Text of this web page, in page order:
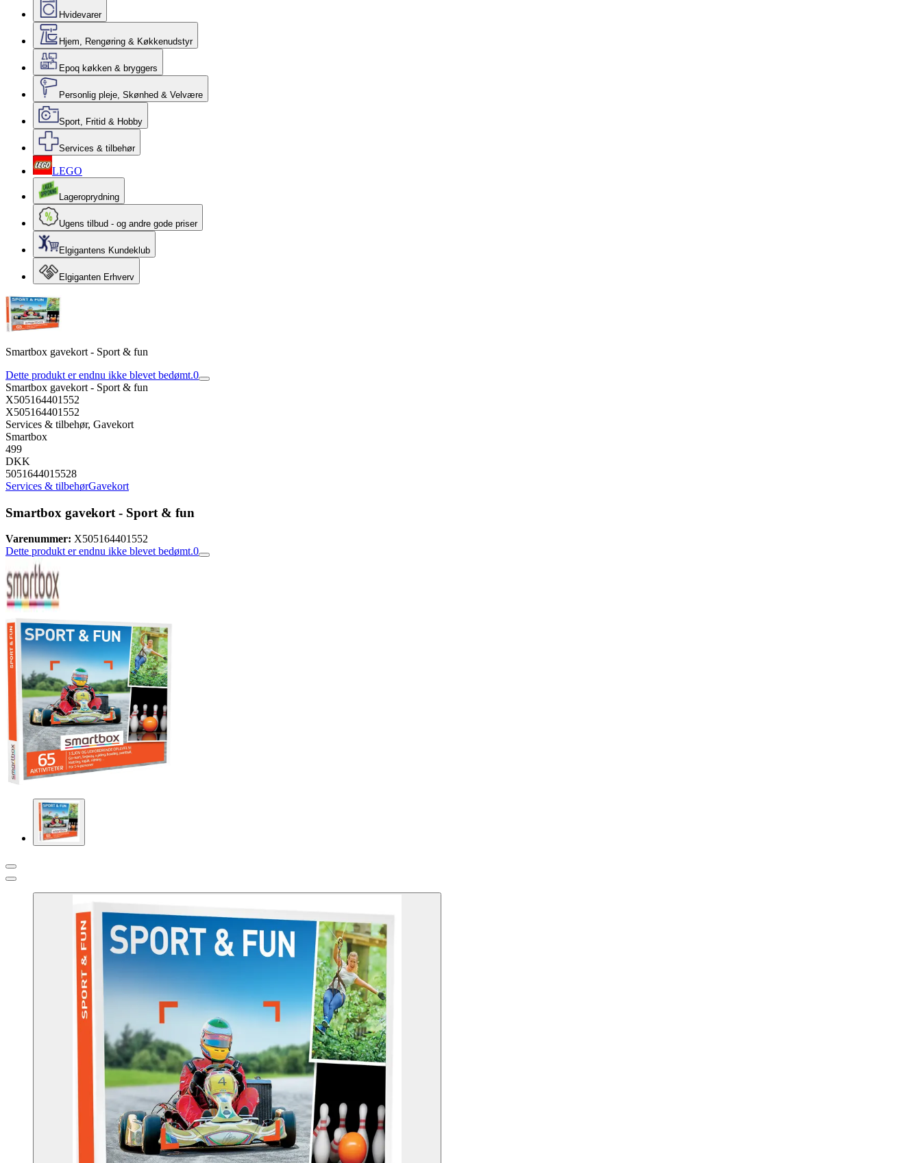
Hvidevarer
Hjem, Rengøring & Køkkenudstyr
Epoq køkken & bryggers
Personlig pleje, Skønhed & Velvære
Sport, Fritid & Hobby
Services & tilbehør
LEGO
Lageroprydning
Ugens tilbud - og andre gode priser
Elgigantens Kundeklub
Elgiganten Erhverv
Smartbox gavekort - Sport & fun
Dette produkt er endnu ikke blevet bedømt.0
Smartbox gavekort - Sport & fun
X505164401552
X505164401552
Services & tilbehør, Gavekort
Smartbox
499
DKK
5051644015528
Services & tilbehørGavekort
Smartbox gavekort - Sport & fun
Varenummer: X505164401552
Dette produkt er endnu ikke blevet bedømt.0